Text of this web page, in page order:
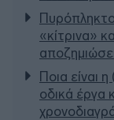
«κίτρινα»
Ποια είναι
οδικά έργα